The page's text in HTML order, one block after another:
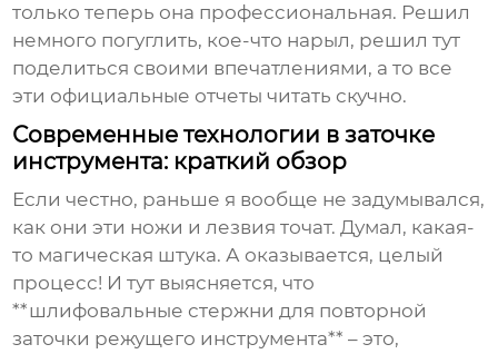
только теперь она профессиональная. Решил
немного погуглить, кое-что нарыл, решил тут
поделиться своими впечатлениями, а то все
эти официальные отчеты читать скучно.
Современные технологии в заточке
инструмента: краткий обзор
Если честно, раньше я вообще не задумывался,
как они эти ножи и лезвия точат. Думал, какая-
то магическая штука. А оказывается, целый
процесс! И тут выясняется, что
**шлифовальные стержни для повторной
заточки режущего инструмента** – это,